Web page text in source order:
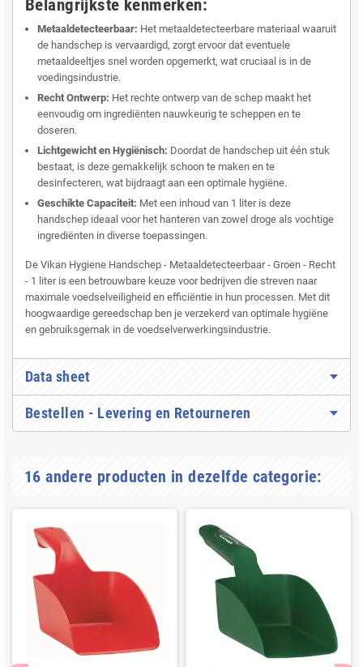
Belangrijkste kenmerken:
Metaaldetecteerbaar: Het metaaldetecteerbare materiaal waaruit
de handschep is vervaardigd, zorgt ervoor dat eventuele
metaaldeeltjes snel worden opgemerkt, wat cruciaal is in de
voedingsindustrie.
Recht Ontwerp: Het rechte ontwerp van de schep maakt het
eenvoudig om ingrediënten nauwkeurig te scheppen en te
doseren.
Lichtgewicht en Hygiënisch: Doordat de handschep uit één stuk
bestaat, is deze gemakkelijk schoon te maken en te
desinfecteren, wat bijdraagt aan een optimale hygiëne.
Geschikte Capaciteit: Met een inhoud van 1 liter is deze
handschep ideaal voor het hanteren van zowel droge als vochtige
ingrediënten in diverse toepassingen.
De Vikan Hygiene Handschep - Metaaldetecteerbaar - Groen - Recht
- 1 liter is een betrouwbare keuze voor bedrijven die streven naar
maximale voedselveiligheid en efficiëntie in hun processen. Met dit
hoogwaardige gereedschap ben je verzekerd van optimale hygiëne
en gebruiksgemak in de voedselverwerkingsindustrie.
Data sheet
Bestellen - Levering en Retourneren
16 andere producten in dezelfde categorie: